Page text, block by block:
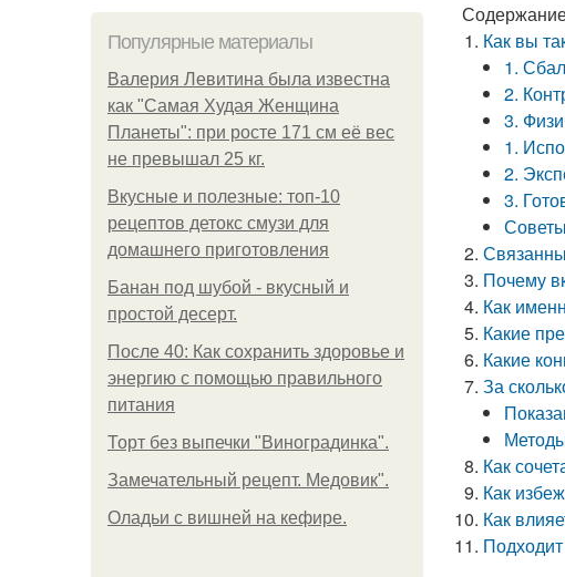
Популярные материалы
Валерия Левитина была известна
как "Самая Худая Женщина
Планеты": при росте 171 см её вес
не превышал 25 кг.
Вкусные и полезные: топ-10
рецептов детокс смузи для
домашнего приготовления
Банан под шубой - вкусный и
простой десерт.
После 40: Как сохранить здоровье и
энергию с помощью правильного
питания
Торт без выпечки "Виноградинка".
Замечательный рецепт. Медовик".
Оладьи с вишней на кефире.
Как вы
1.
2.
3.
1.
2.
3.
Почему
Как
Какие
Какие
За
Как
Как
Как